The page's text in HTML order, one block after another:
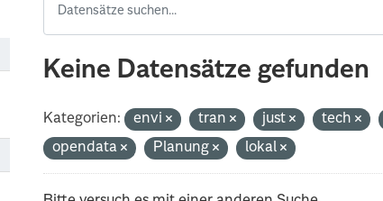
Keine Datensätze gefunden
Kategorien: envi tran just tech
opendata
Planung lokal